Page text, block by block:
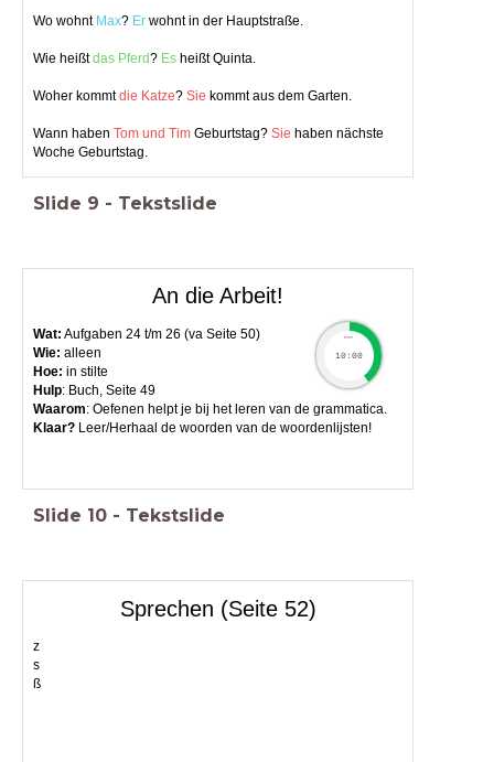
Wo wohnt Max? Er wohnt in der Hauptstraße.
Wie heißtdas Pferd? Es heißt Quinta.
Woher kommtdie Katze?Sie kommt aus dem Garten.
Wann habenTom und Tim Geburtstag?Sie haben nächste
Woche Geburtstag.
Ihrhabtein Brötchen.
Slide 9 - Tekstslide
An die Arbeit!
Wat: Aufgaben 24 t/m 26 (va Seite 50)
Wie:alleen
Hoe: in stilte
Hulp: Buch, Seite 49
Waarom: Oefenen helpt je bij het leren van de grammatica.
Klaar? Leer/Herhaal de woorden van de woordenlijsten!
timer
10:00
Slide 10 - Tekstslide
Sprechen (Seite 52)
z
s
ß